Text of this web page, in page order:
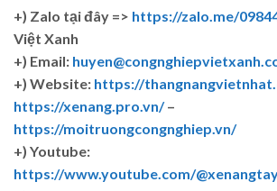
+) Zalo tại đây => https://zalo.me/
Việt Xanh
+) Email:
+) Website: https://
https://xenang.pro.vn/–
https://moitruongcongnghiep.vn/
+) Youtube:
https://www.youtube.com/